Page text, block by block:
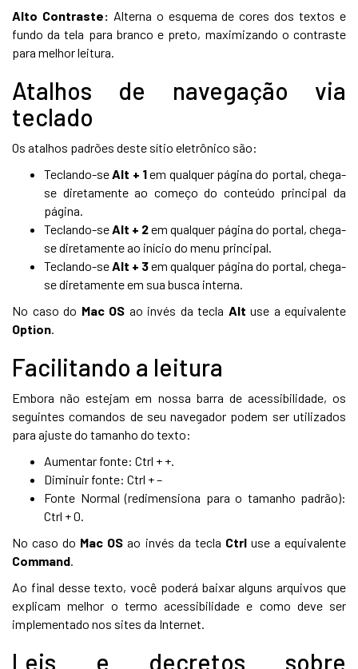
Alto Contraste: Alterna o esquema de cores dos textos e
fundo da tela para branco e preto, maximizando o contraste
para melhor leitura.
Atalhos de navegação via
teclado
Os atalhos padrões deste sítio eletrônico são:
Teclando-seAlt + 1em qualquer página do portal, chega-
se diretamente ao começo do conteúdo principal da
página.
Teclando-seAlt + 2em qualquer página do portal, chega-
se diretamente ao início do menu principal.
Teclando-seAlt + 3em qualquer página do portal, chega-
se diretamente em sua busca interna.
No caso do Mac OS ao invés da tecla Alt use a equivalente
Option.
Facilitando a leitura
Embora não estejam em nossa barra de acessibilidade, os
seguintes comandos de seu navegador podem ser utilizados
para ajuste do tamanho do texto:
Aumentar fonte: Ctrl + +.
Diminuir fonte: Ctrl + –
Fonte Normal (redimensiona para o tamanho padrão):
Ctrl + 0.
No caso do Mac OS ao invés da tecla Ctrluse a equivalente
Command.
Ao final desse texto, você poderá baixar alguns arquivos que
explicam melhor o termo acessibilidade e como deve ser
implementado nos sites da Internet.
Leis e decretos sobre